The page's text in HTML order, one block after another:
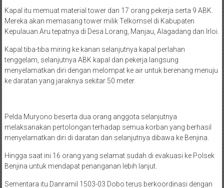
Kapal itu memuat material tower dan 17 orang pekerja serta 9 ABK.
Mereka akan memasang tower milik Telkomsel di Kabupaten
Kepulauan Aru tepatnya di Desa Lorang, Manjau, Alagadang dan Irloi.
Kapal tiba-tiba miring ke kanan selanjutnya kapal perlahan
tenggelam, selanjutnya ABK kapal dan pekerja langsung
menyelamatkan diri dengan melompat ke air untuk berenang menuju
ke daratan yang jaraknya sekitar 50 meter.
Pelda Muryono beserta dua orang anggota selanjutnya
melaksanakan pertolongan terhadap semua korban yang berhasil
menyelamatkan diri di daratan dan selanjutnya dibawa ke Benjina.
Hingga saat ini 16 orang yang selamat sudah di evakuasi ke Polsek
Benjina untuk mendapat penanganan lebih lanjut.
Sementara itu Danramil 1503-03 Dobo terus berkoordinasi dengan